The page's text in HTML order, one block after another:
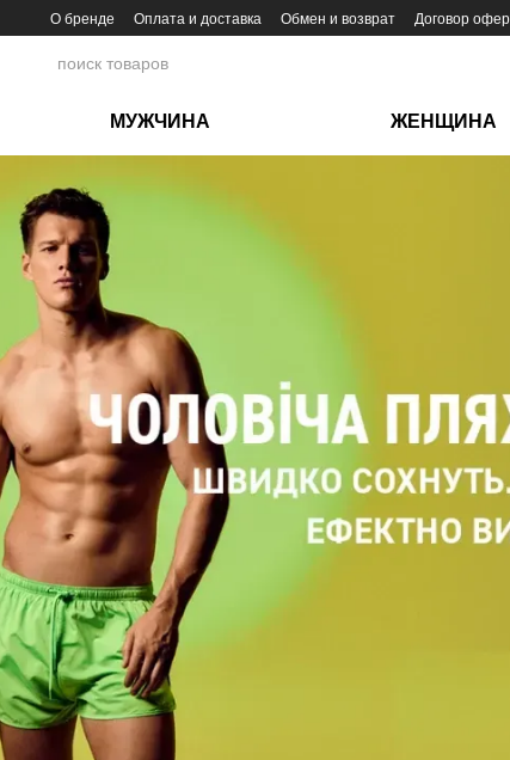
О бренде Оплата и доставка Обмен и возврат Договор
МУЖЧИНА ЖЕНЩИНА